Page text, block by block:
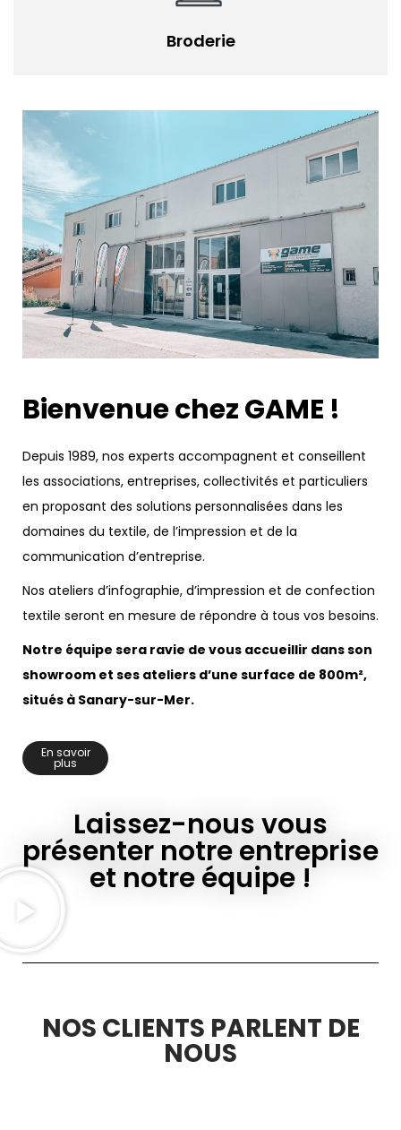
Broderie
Bienvenue chez GAME !
Depuis 1989, nos experts accompagnent et conseillent
les associations, entreprises, collectivités et particuliers
en proposant des solutions personnalisées dans les
domaines du textile, de l’impression et de la
communication d’entreprise.
Nos ateliers d’infographie, d’impression et de confection
textile seront en mesure de répondre à tous vos besoins.
Notre équipe sera ravie de vous accueillir dans son
showroom et ses ateliers d’une surface de 800m²,
situés à Sanary-sur-Mer.
En savoir
plus
Laissez-nous vous
présenter notre entreprise
et notre équipe !
NOS CLIENTS PARLENT DE
NOUS